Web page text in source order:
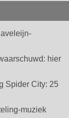
hier
Spider City: 25
muziek